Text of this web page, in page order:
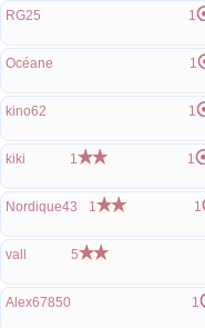
RG25 1
Océane 1
kino62 1
kiki 1 1
Nordique43 1 1
vall 5
Alex67850 1